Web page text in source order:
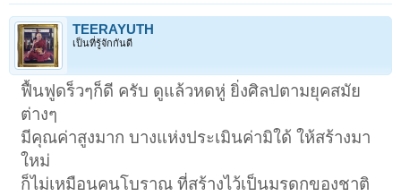
TEERAYUTH
เป็นที่รู้จักกันดี
ฟื้นฟูดร็วๆก็ดี ครับ ดูแล้วหดหู่ ยิ่งศิลปตามยุคสมัย
ต่างๆ
มีคุณค่าสูงมาก บางแห่งประเมินค่ามิใด้ ให้สร้างมา
ใหม่
ก็ไม่เหมือนคนโบราณ ที่สร้างไว้เป็นมรดกของชาติ